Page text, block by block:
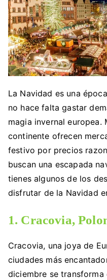
La Navidad es una
no hace falta gastar
magia invernal europea.
continente ofrecen
festivo por precios
buscan una escapada
tienes algunos de los
disfrutar de la Navidad
1. Cracovia,
Cracovia, una joya de
ciudades más
diciembre se